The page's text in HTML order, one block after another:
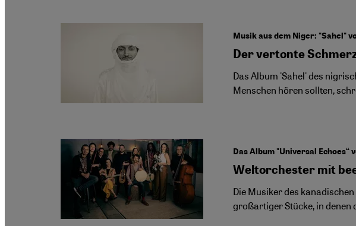
Musik aus dem Niger: "Sahel"
Der vertonte
Das Album 'Sahel' des
Menschen hören sollten,
Das Album "Universal Echoes“
Weltorchester mit
Die Musiker des
großartiger Stücke, in denen